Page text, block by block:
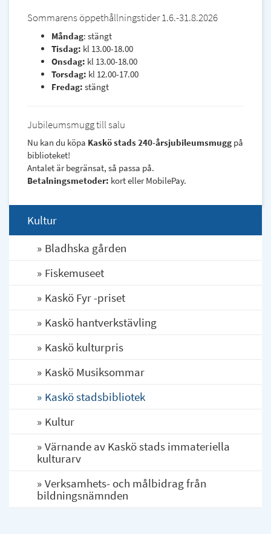
Sommarens öppethållningstider 1.6.-31.8.2026
Måndag: stängt
Tisdag: kl 13.00-18.00
Onsdag: kl 13.00-18.00
Torsdag: kl 12.00-17.00
Fredag: stängt
Jubileumsmugg till salu
Nu kan du köpa Kaskö stads 240-årsjubileumsmugg på
biblioteket!
Antalet är begränsat, så passa på.
Betalningsmetoder: kort eller MobilePay.
Kultur
Bladhska gården
Fiskemuseet
Kaskö Fyr -priset
Kaskö hantverkstävling
Kaskö kulturpris
Kaskö Musiksommar
Kaskö stadsbibliotek
Kultur
Värnande av Kaskö stads immateriella
kulturarv
Verksamhets- och målbidrag från
bildningsnämnden